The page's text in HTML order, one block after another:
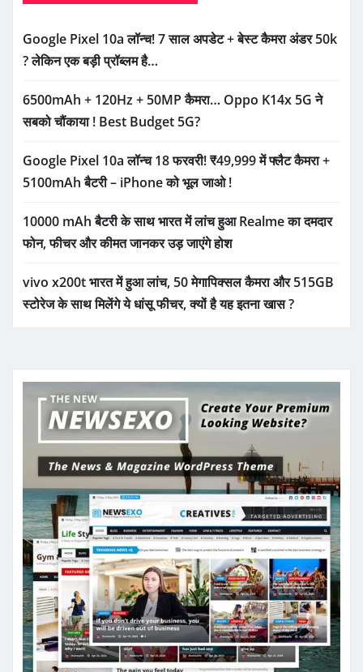
Google Pixel 10a लॉन्च! 7 साल अपडेट + बेस्ट कैमरा अंडर 50k
? लेकिन एक बड़ी प्रॉब्लम है…
6500mAh + 120Hz + 50MP कैमरा… Oppo K14x 5G ने
सबको चौंकाया ! Best Budget 5G?
Google Pixel 10a लॉन्च 18 फरवरी! ₹49,999 में फ्लैट कैमरा +
5100mAh बैटरी – iPhone को भूल जाओ !
10000 mAh बैटरी के साथ भारत में लांच हुआ Realme का दमदार
फोन, फीचर और कीमत जानकर उड़ जाएंगे होश
vivo x200t भारत में हुआ लांच, 50 मेगापिक्सल कैमरा और 515GB
स्टोरेज के साथ मिलेंगे ये धांसू फीचर, क्यों है यह इतना खास ?